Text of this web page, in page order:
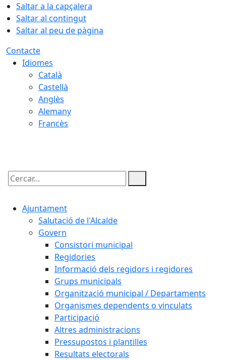
Saltar a la capçalera
Saltar al contingut
Saltar al peu de pàgina
Contacte
Idiomes
Català
Castellà
Anglès
Alemany
Francès
Cercar:
Ajuntament
Salutació de l'Alcalde
Govern
Consistori municipal
Regidories
Informació dels regidors i regidores
Grups municipals
Organització municipal / Departaments
Organismes dependents o vinculats
Participació
Altres administracions
Pressupostos i plantilles
Resultats electorals